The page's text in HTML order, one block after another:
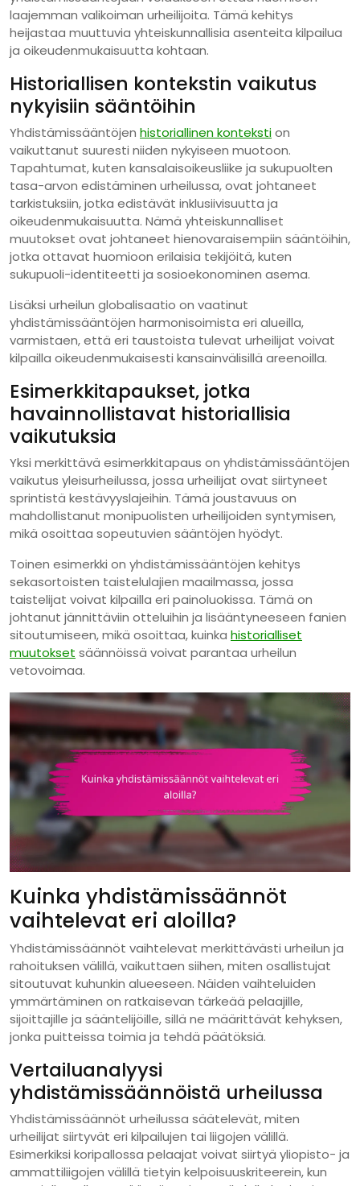
laajemman valikoiman urheilijoita. Tämä kehitys
heijastaa muuttuvia yhteiskunnallisia asenteita kilpailua
ja oikeudenmukaisuutta kohtaan.
Historiallisen kontekstin vaikutus
nykyisiin sääntöihin
Yhdistämissääntöjen historiallinen kontekstion
vaikuttanut suuresti niiden nykyiseen muotoon.
Tapahtumat, kuten kansalaisoikeusliike ja sukupuolten
tasa-arvon edistäminen urheilussa, ovat johtaneet
tarkistuksiin, jotka edistävät inklusiivisuutta ja
oikeudenmukaisuutta. Nämä yhteiskunnalliset
muutokset ovat johtaneet hienovaraisempiin sääntöihin,
jotka ottavat huomioon erilaisia tekijöitä, kuten
sukupuoli-identiteetti ja sosioekonominen asema.
Lisäksi urheilun globalisaatio on vaatinut
yhdistämissääntöjen harmonisoimista eri alueilla,
varmistaen, että eri taustoista tulevat urheilijat voivat
kilpailla oikeudenmukaisesti kansainvälisillä areenoilla.
Esimerkkitapaukset, jotka
havainnollistavat historiallisia
vaikutuksia
Yksi merkittävä esimerkkitapaus on yhdistämissääntöjen
vaikutus yleisurheilussa, jossa urheilijat ovat siirtyneet
sprintistä kestävyyslajeihin. Tämä joustavuus on
mahdollistanut monipuolisten urheilijoiden syntymisen,
mikä osoittaa sopeutuvien sääntöjen hyödyt.
Toinen esimerkki on yhdistämissääntöjen kehitys
sekasortoisten taistelulajien maailmassa, jossa
taistelijat voivat kilpailla eri painoluokissa. Tämä on
johtanut jännittäviin otteluihin ja lisääntyneeseen fanien
sitoutumiseen, mikä osoittaa, kuinka historialliset
muutokset säännöissä voivat parantaa urheilun
vetovoimaa.
Kuinka yhdistämissäännöt
vaihtelevat eri aloilla?
Yhdistämissäännöt vaihtelevat merkittävästi urheilun ja
rahoituksen välillä, vaikuttaen siihen, miten osallistujat
sitoutuvat kuhunkin alueeseen. Näiden vaihteluiden
ymmärtäminen on ratkaisevan tärkeää pelaajille,
sijoittajille ja sääntelijöille, sillä ne määrittävät kehyksen,
jonka puitteissa toimia ja tehdä päätöksiä.
Vertailuanalyysi
yhdistämissäännöistä urheilussa
Yhdistämissäännöt urheilussa säätelevät, miten
urheilijat siirtyvät eri kilpailujen tai liigojen välillä.
Esimerkiksi koripallossa pelaajat voivat siirtyä yliopisto- ja
ammattiliigojen välillä tietyin kelpoisuuskriteerein, kun